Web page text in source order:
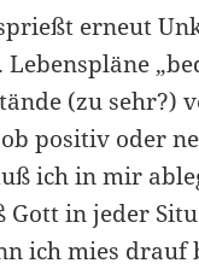
erneut
(zu sehr?)
positiv oder
ich in mir
in jeder
ich mies drauf